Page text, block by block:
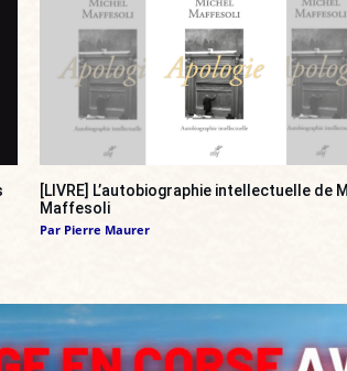
[LIVRE] L’autobiographie intellectuelle de
Maffesoli
Par Pierre Maurer